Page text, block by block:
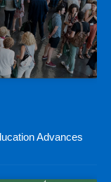
Advances